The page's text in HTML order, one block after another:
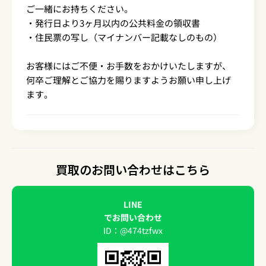
ご一緒にお持ちください。
・発行日より3ヶ月以内の公共料金の領収書
・住民票の写し（マイナンバー記載なしのもの）
お客様にはご不便・お手数をおかけいたしますが、
何卒ご理解とご協力を賜りますようお願い申し上げ
ます。
買取のお問い合わせはこちら
LINE
でお問い合わせ
ID：@474tzfwx